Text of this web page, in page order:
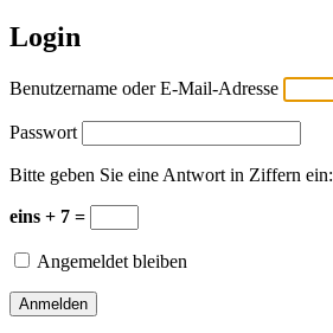
Login
Benutzername oder E-Mail-Adresse
Passwort
Bitte geben Sie eine Antwort in Ziffern ein:
eins + 7 =
Angemeldet bleiben